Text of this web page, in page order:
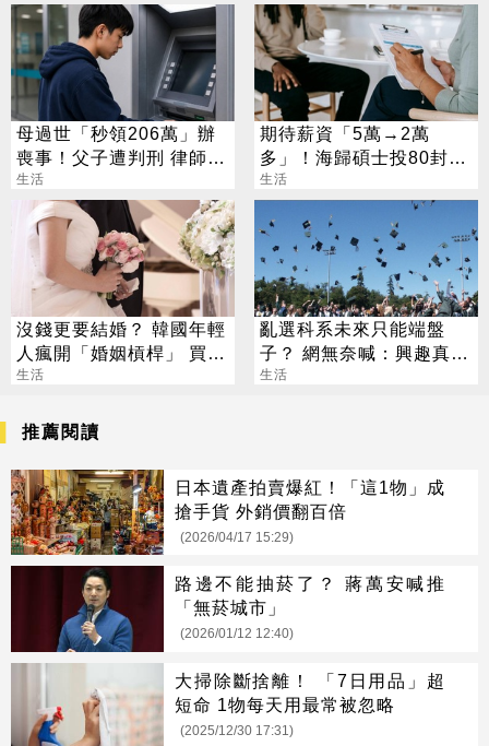
母過世「秒領206萬」辦
喪事！父子遭判刑 律師：
搶錢先下手是罪
生活
期待薪資「5萬→2萬
多」！海歸碩士投80封履
歷沒上岸：連香蕉都不給
生活
沒錢更要結婚？ 韓國年輕
人瘋開「婚姻槓桿」 買房
拚翻轉階級
生活
亂選科系未來只能端盤
子？ 網無奈喊：興趣真的
不能當飯吃
生活
推薦閱讀
日本遺產拍賣爆紅！「這1物」成
搶手貨 外銷價翻百倍
(2026/04/17 15:29)
路邊不能抽菸了？ 蔣萬安喊推
「無菸城市」
(2026/01/12 12:40)
大掃除斷捨離！ 「7日用品」超
短命 1物每天用最常被忽略
(2025/12/30 17:31)